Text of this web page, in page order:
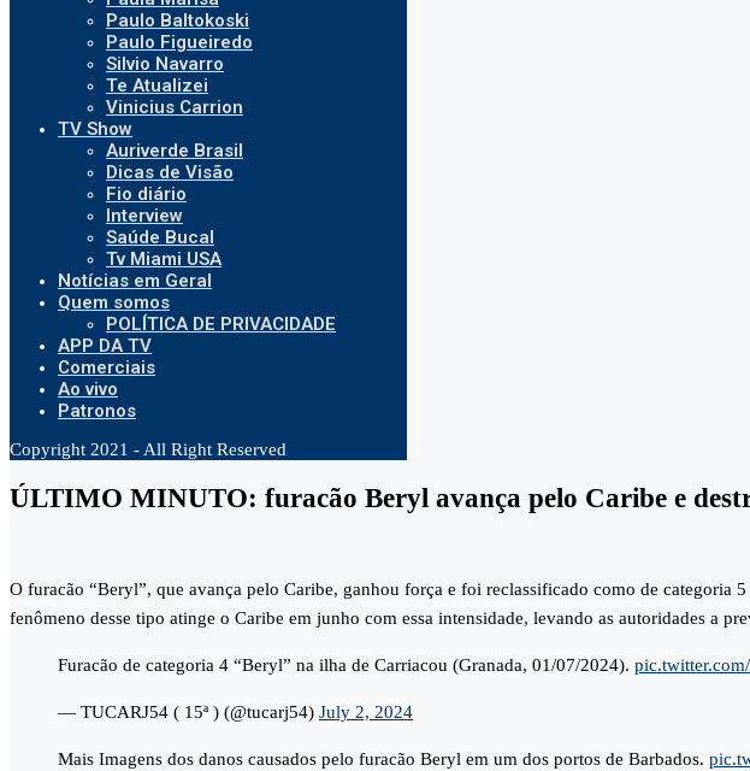
Paulo Baltokoski
Paulo Figueiredo
Silvio Navarro
Te Atualizei
Vinicius Carrion
TV Show
Auriverde Brasil
Dicas de Visão
Fio diário
Interview
Saúde Bucal
Tv Miami USA
Notícias em Geral
Quem somos
POLÍTICA DE PRIVACIDADE
APP DA TV
Comerciais
Ao vivo
Patronos
Copyright 2021 - All Right Reserved
ÚLTIMO MINUTO: furacão Beryl avança pelo Caribe e
O furacão “Beryl”, que avança pelo Caribe, ganhou força e foi reclassificado como de
fenômeno desse tipo atinge o Caribe em junho com essa intensidade, levando as autoridades a
Furacão de categoria 4 “Beryl” na ilha de Carriacou (Granada, 01/07/2024).
— TUCARJ54 ( 15ª ) (@tucarj54) July 2, 2024
Mais Imagens dos danos causados ​​pelo furacão Beryl em um dos portos de Barbados.